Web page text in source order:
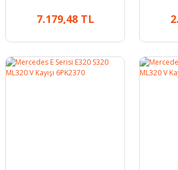
7.179,48 TL